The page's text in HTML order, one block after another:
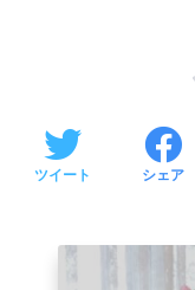
ツイート シェア